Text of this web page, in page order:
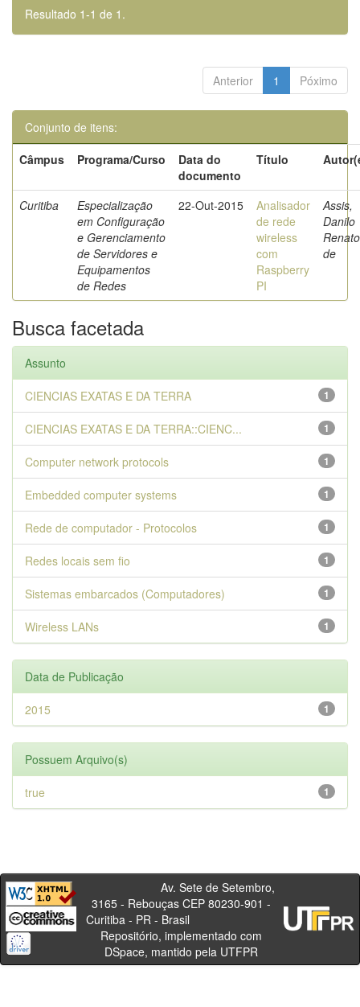
Resultado 1-1 de 1.
Anterior 1 Póximo
Conjunto de itens:
Câmpus
Programa/Curso
Data do
documento
Título
Curitiba
Especialização
em Configuração
e Gerenciamento
de Servidores e
Equipamentos
de Redes
22-Out-2015
Analisador
de rede
wireless
com
Raspberry
PI
Assis,
Danilo
Renato
de
Busca facetada
Assunto
1
CIENCIAS EXATAS E DA TERRA
1
CIENCIAS EXATAS E DA TERRA::CIENC...
1
Computer network protocols
1
Embedded computer systems
1
Rede de computador - Protocolos
1
Redes locais sem fio
1
Sistemas embarcados (Computadores)
1
Wireless LANs
Data de Publicação
1
2015
Possuem Arquivo(s)
1
true
Av. Sete de Setembro,
3165 - Rebouças CEP 80230-901 -
Curitiba - PR - Brasil
Repositório, implementado com
DSpace, mantido pela UTFPR